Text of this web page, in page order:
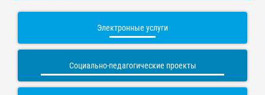
Электронные услуги
Социально-педагогические проекты